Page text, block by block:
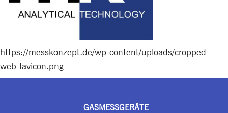
https://messkonzept.de/wp-content/uploads/cropped-
web-favicon.png
GASMESSGERÄTE